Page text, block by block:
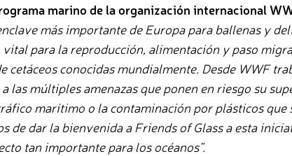
marino de la organización internacional
más importante de Europa para ballenas y
para la reproducción, alimentación y paso
cetáceos conocidas mundialmente. Desde WWF
las múltiples amenazas que ponen en riesgo su
marítimo o la contaminación por plásticos que
de dar la bienvenida a Friends of Glass a esta
tan importante para los océanos”.